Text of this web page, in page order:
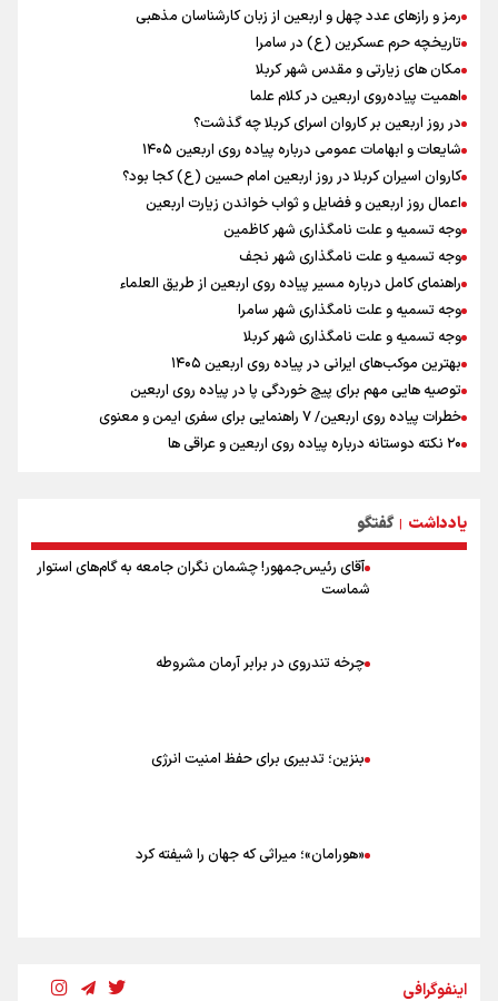
معاون وزیر خارجه : مذاکره نه معجزه است و نه خیانت
پخش قسمت اول گفت‌وگوی رئیس‌جمهور بعد از خبر ۲۲
ازهوش مصنوعی تا طلای مجازی/ شجیع: با نگاه بدبینانه هم نتایج هانگژو
را در ناگویا تکرار می‌کنیم+ فیلم
پزشکیان: رهبر شهید سرمایه و پشتوانه بزرگی برای ما بود
گزارشی از ورود وزیر ورزش و جوانان ایران به باکو برای امضای سند برنامه
اجرایی با همتای آذربایجانی
ارتش در آمادگی کامل قرار دارد/ توان رزم ارتش بی وقفه در حال ارتقا است
عماد احمدوند : نسخه نانویی برای حل بحران منابع آبی کشور
رمز و رازهای عدد چهل و اربعین از زبان کارشناسان مذهبی
تاریخچه حرم عسکرین (ع) در سامرا
مکان های زیارتی و مقدس شهر کربلا
اهمیت پیاده‌روی اربعین در کلام علما
در روز اربعین بر کاروان اسرای کربلا چه گذشت؟
شایعات و ابهامات عمومی درباره پیاده روی اربعین ۱۴۰۵
کاروان اسیران کربلا در روز اربعین امام حسین (ع) کجا بود؟
اعمال روز اربعین و فضایل و ثواب خواندن زیارت اربعین
وجه تسمیه و علت نامگذاری شهر کاظمین
وجه تسمیه و علت نامگذاری شهر نجف
راهنمای کامل درباره مسیر پیاده روی اربعین از طریق العلماء
وجه تسمیه و علت نامگذاری شهر سامرا
وجه تسمیه و علت نامگذاری شهر کربلا
بهترین موکب‌های ایرانی در پیاده روی اربعین ۱۴۰۵
توصیه هایی مهم برای پیچ خوردگی پا در پیاده روی اربعین
خطرات پیاده روی اربعین/ ۷ راهنمایی برای سفری ایمن و معنوی
۲۰ نکته دوستانه درباره پیاده روی اربعین و عراقی ها
توصیه های کاربردی برای زائران در پیاده روی اربعین
یادداشت | گفتگو
آقای رئیس‌جمهور! چشمان نگران جامعه به گام‌های استوار
شماست
چرخه تندروی در برابر آرمان مشروطه
بنزین؛ تدبیری برای حفظ امنیت انرژی
«هورامان»؛ میراثی که جهان را شیفته کرد
اینفوگرافی